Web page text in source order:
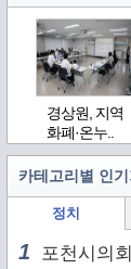
경상원, 지역
화폐·온누..
카테고리별 인
정치
1 포천시의